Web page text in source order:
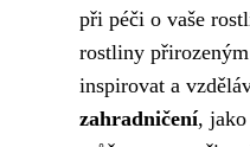
při péči o vaše
rostliny
inspirovat a
zahradničení, jako